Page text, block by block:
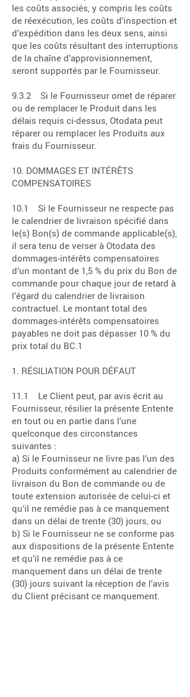
les coûts associés, y compris les coûts
de réexécution, les coûts d’inspection et
d’expédition dans les deux sens, ainsi
que les coûts résultant des interruptions
de la chaîne d’approvisionnement,
seront supportés par le Fournisseur.
9.3.2 Si le Fournisseur omet de réparer
ou de remplacer le Produit dans les
délais requis ci-dessus, Otodata peut
réparer ou remplacer les Produits aux
frais du Fournisseur.
10. DOMMAGES ET INTÉRÊTS
COMPENSATOIRES
10.1 Si le Fournisseur ne respecte pas
le calendrier de livraison spécifié dans
le(s) Bon(s) de commande applicable(s),
il sera tenu de verser à Otodata des
dommages-intérêts compensatoires
d’un montant de 1,5 % du prix du Bon de
commande pour chaque jour de retard à
l’égard du calendrier de livraison
contractuel. Le montant total des
dommages-intérêts compensatoires
payables ne doit pas dépasser 10 % du
prix total du BC.1
1. RÉSILIATION POUR DÉFAUT
11.1 Le Client peut, par avis écrit au
Fournisseur, résilier la présente Entente
en tout ou en partie dans l’une
quelconque des circonstances
suivantes :
a) Si le Fournisseur ne livre pas l’un des
Produits conformément au calendrier de
livraison du Bon de commande ou de
toute extension autorisée de celui-ci et
qu’il ne remédie pas à ce manquement
dans un délai de trente (30) jours, ou
b) Si le Fournisseur ne se conforme pas
aux dispositions de la présente Entente
et qu’il ne remédie pas à ce
manquement dans un délai de trente
(30) jours suivant la réception de l’avis
du Client précisant ce manquement.